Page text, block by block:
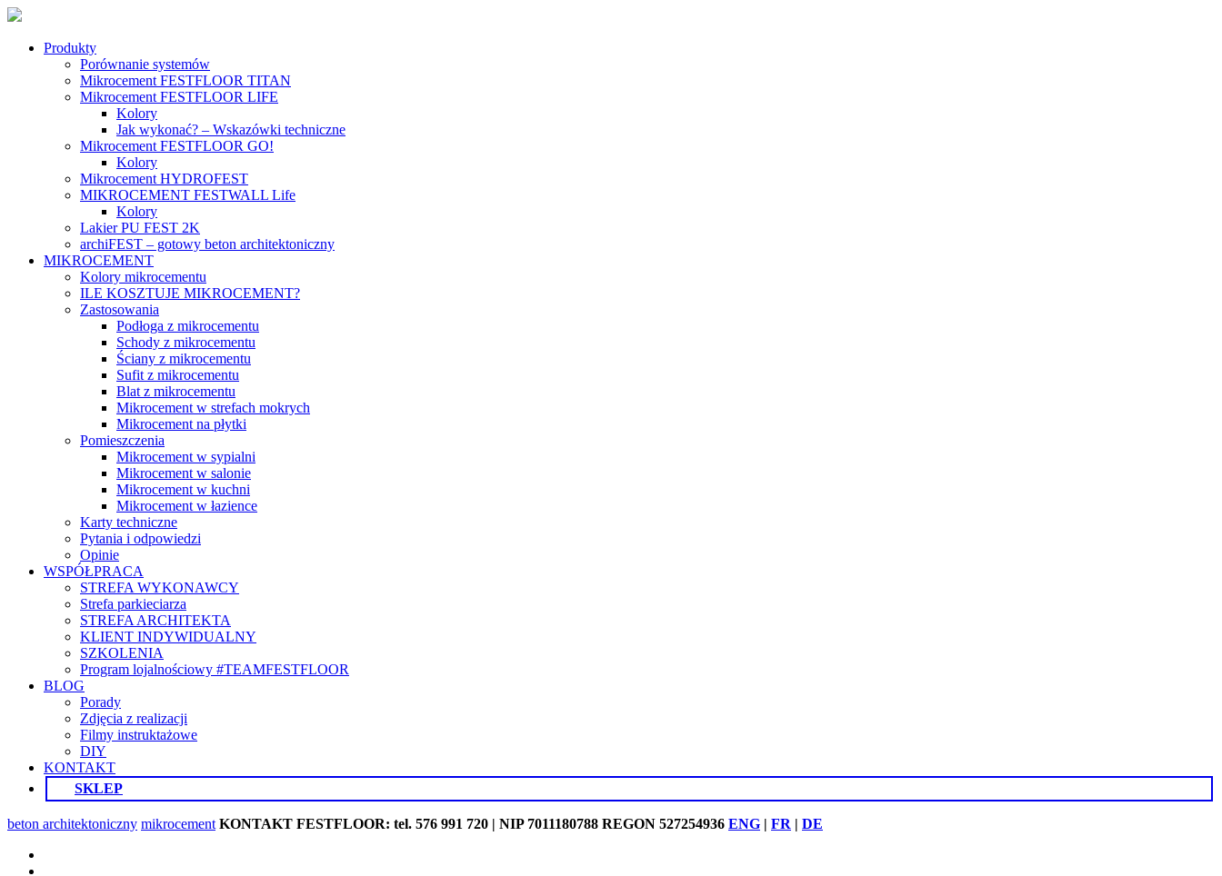
Produkty
Porównanie systemów
Mikrocement FESTFLOOR TITAN
Mikrocement FESTFLOOR LIFE
Kolory
Jak wykonać? – Wskazówki techniczne
Mikrocement FESTFLOOR GO!
Kolory
Mikrocement HYDROFEST
MIKROCEMENT FESTWALL Life
Kolory
Lakier PU FEST 2K
archiFEST – gotowy beton architektoniczny
MIKROCEMENT
Kolory mikrocementu
ILE KOSZTUJE MIKROCEMENT?
Zastosowania
Podłoga z mikrocementu
Schody z mikrocementu
Ściany z mikrocementu
Sufit z mikrocementu
Blat z mikrocementu
Mikrocement w strefach mokrych
Mikrocement na płytki
Pomieszczenia
Mikrocement w sypialni
Mikrocement w salonie
Mikrocement w kuchni
Mikrocement w łazience
Karty techniczne
Pytania i odpowiedzi
Opinie
WSPÓŁPRACA
STREFA WYKONAWCY
Strefa parkieciarza
STREFA ARCHITEKTA
KLIENT INDYWIDUALNY
SZKOLENIA
Program lojalnościowy #TEAMFESTFLOOR
BLOG
Porady
Zdjęcia z realizacji
Filmy instruktażowe
DIY
KONTAKT
SKLEP
beton architektoniczny mikrocement KONTAKT FESTFLOOR: tel. 576 991 720 | NIP 7011180788 REGON 527254936 ENG | FR | DE